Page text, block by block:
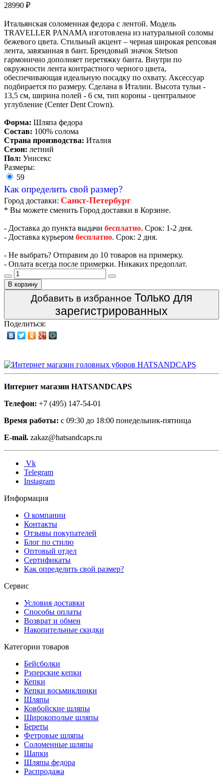
28990 ₽
Итальянская соломенная федора с лентой. Модель
TRAVELLER PANAMA изготовлена из натуральной соломы
бежевого цвета. Стильный акцент – черная широкая репсовая
лента, завязанная в бант. Брендовый значок Stetson
гармонично дополняет перетяжку банта. Внутри по
окружности лента контрастного черного цвета,
обеспечивающая идеальную посадку по охвату. Аксессуар
подбирается по размеру. Сделана в Италии. Высота тульи -
13,5 см, ширина полей - 6 см, тип короны - центральное
углубление (Center Dent Crown).
Форма: Шляпа федора
Состав: 100% солома
Страна производства: Италия
Сезон: летний
Пол: Унисекс
Размеры:
59
Как определить свой размер?
Город доставки: Санкт-Петербург
* Вы можете сменить Город доставки в Корзине.
- Доставка до пункта выдачи бесплатно. Срок: 1-2 дня.
- Доставка курьером бесплатно. Срок: 2 дня.
- Не выбрать? Отправим до 10 товаров на примерку.
- Оплата всегда после примерки. Никаких предоплат.
В корзину
Добавить в избранное Только для
зарегистрированных
Поделиться:
Интернет магазин HATSANDCAPS
Телефон: +7 (495) 147-54-01
Время работы: с 09:30 до 18:00 понедельник-пятница
E-mail. zakaz@hatsandcaps.ru
Vk
Telegram
Instagram
Информация
О компании
Контакты
Отзывы покупателей
Блог по стилю
Оптовый отдел
Сертификаты
Как определить свой размер?
Сервис
Условия доставки
Способы оплаты
Возврат и обмен
Накопительные скидки
Категории товаров
Бейсболки
Рэперские кепки
Кепки
Кепки восьмиклинки
Шляпы
Ковбойские шляпы
Широкополые шляпы
Береты
Фетровые шляпы
Соломенные шляпы
Шапки
Шляпы федора
Распродажа